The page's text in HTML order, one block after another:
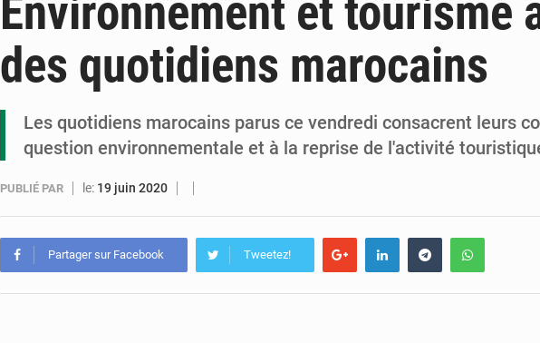
5 août 2026 Cémac : la Commission présente à Denis Sassou
5 août 2026 Assassinat de l’entrepreneur sportif Vally Amisi : le principal
Environnement et tourisme
des quotidiens marocains
Les quotidiens marocains parus ce vendredi consacrent leurs
question environnementale et à la reprise de l'activité
PUBLIÉ PAR le: 19 juin 2020
Partager sur Facebook Tweetez!